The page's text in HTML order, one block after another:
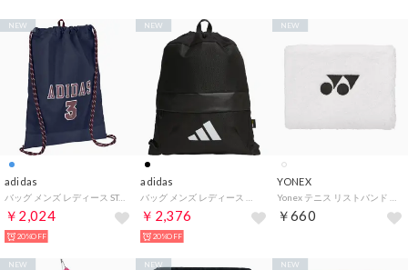
adidas
バッグ メンズ レディース STADIUM ジムサック RF048 KS5582 ナップサック （ブルー）
￥2,024
NEW
20%OFF
adidas
￥2,376
NEW
20%OFF
YONEX
￥660
NEW
NEW NEW NEW